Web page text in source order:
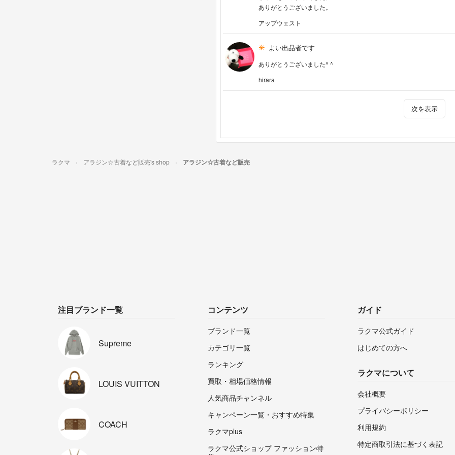
ありがとうございました。
アップウェスト
よい出品者です
ありがとうございました^ ^
hirara
次を表示
ラクマ アラジン☆古着など販売's shop アラジン☆古着など販売
注目ブランド一覧
Supreme
LOUIS VUITTON
COACH
コンテンツ
ブランド一覧
カテゴリ一覧
ランキング
買取・相場価格情報
人気商品チャンネル
キャンペーン一覧・おすすめ特集
ラクマplus
ラクマ公式ショップ ファッション特
ガイド
ラクマ公式ガイド
はじめての方へ
ラクマについて
会社概要
プライバシーポリシー
利用規約
特定商取引法に基づく表記